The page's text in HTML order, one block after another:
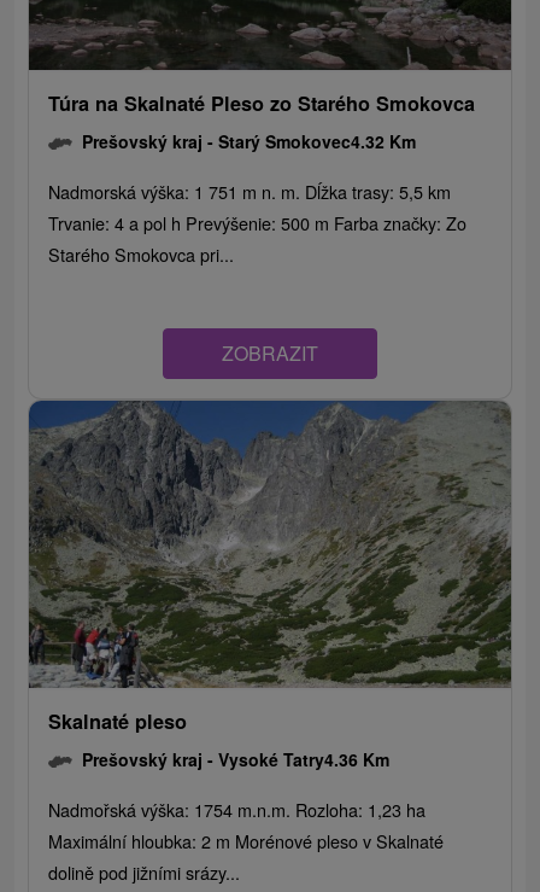
Túra na Skalnaté Pleso zo Starého Smokovca
Prešovský kraj -Starý Smokovec4.32 Km
Nadmorská výška: 1 751 m n. m. Dĺžka trasy: 5,5 km
Trvanie: 4 a pol h Prevýšenie: 500 m Farba značky: Zo
Starého Smokovca pri...
ZOBRAZIT
Skalnaté pleso
Prešovský kraj -Vysoké Tatry4.36 Km
Nadmořská výška: 1754 m.n.m. Rozloha: 1,23 ha
Maximální hloubka: 2 m Morénové pleso v Skalnaté
dolině pod jižními srázy...